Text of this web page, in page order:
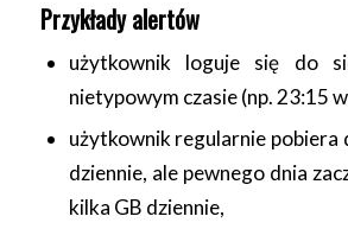
Przykłady alertów
użytkownik loguje się do
nietypowym czasie (np. 23:15
użytkownik regularnie pobiera
dziennie, ale pewnego dnia
kilka GB dziennie,